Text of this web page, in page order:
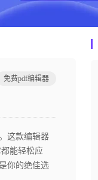
免费pdf编辑器
这款编辑器
能轻松应
你的绝佳选